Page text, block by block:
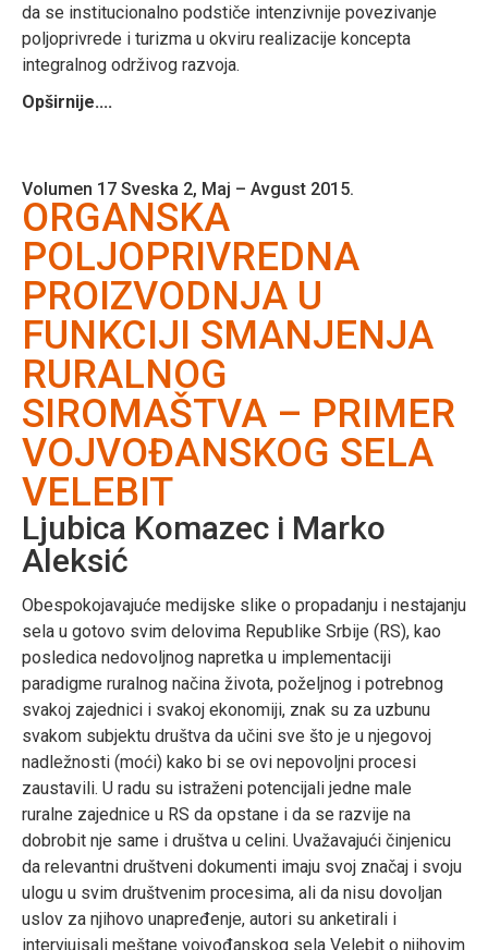
da se institucionalno podstiče intenzivnije povezivanje
poljoprivrede i turizma u okviru realizacije koncepta
integralnog održivog razvoja.
Opširnije....
Volumen 17 Sveska 2, Maj – Avgust 2015.
ORGANSKA
POLJOPRIVREDNA
PROIZVODNJA U
FUNKCIJI SMANJENJA
RURALNOG
SIROMAŠTVA – PRIMER
VOJVOĐANSKOG SELA
VELEBIT
Ljubica Komazec i Marko
Aleksić
Obespokojavajuće medijske slike o propadanju i nestajanju
sela u gotovo svim delovima Republike Srbije (RS), kao
posledica nedovoljnog napretka u implementaciji
paradigme ruralnog načina života, poželjnog i potrebnog
svakoj zajednici i svakoj ekonomiji, znak su za uzbunu
svakom subjektu društva da učini sve što je u njegovoj
nadležnosti (moći) kako bi se ovi nepovoljni procesi
zaustavili. U radu su istraženi potencijali jedne male
ruralne zajednice u RS da opstane i da se razvije na
dobrobit nje same i društva u celini. Uvažavajući činjenicu
da relevantni društveni dokumenti imaju svoj značaj i svoju
ulogu u svim društvenim procesima, ali da nisu dovoljan
uslov za njihovo unapređenje, autori su anketirali i
intervjuisali meštane vojvođanskog sela Velebit o njihovim